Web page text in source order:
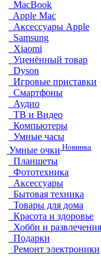
MacBook
Apple Mac
Аксессуары Apple
Samsung
Xiaomi
Уценённый товар
Dyson
Игровые приставки
Смартфоны
Аудио
ТВ и Видео
Компьютеры
Умные часы
Умные очки Новинка
Планшеты
Фототехника
Аксессуары
Бытовая техника
Товары для дома
Красота и здоровье
Хобби и развлечения
Подарки
Ремонт электроники